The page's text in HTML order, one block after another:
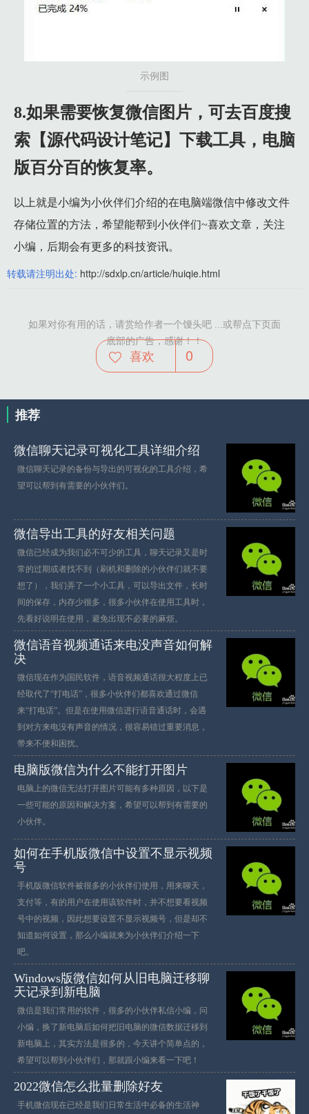
示例图
8.如果需要恢复微信图片，可去百度搜
索【源代码设计笔记】下载工具，电脑
版百分百的恢复率。
以上就是小编为小伙伴们介绍的在电脑端微信中修改文件
存储位置的方法，希望能帮到小伙伴们~喜欢文章，关注
小编，后期会有更多的科技资讯。
转载请注明出处: http://sdxlp.cn/article/huiqie.html
如果对你有用的话，请赏给作者一个馒头吧 ...或帮点下页面
底部的广告，感谢！！
喜欢 0
推荐
微信聊天记录可视化工具详细介绍
微信聊天记录的备份与导出的可视化的工具介绍，希
望可以帮到有需要的小伙伴们。
微信导出工具的好友相关问题
微信已经成为我们必不可少的工具，聊天记录又是时
常的过期或者找不到（刷机和删除的小伙伴们就不要
想了），我们弄了一个小工具，可以导出文件，长时
间的保存，内存少很多，很多小伙伴在使用工具时，
先看好说明在使用，避免出现不必要的麻烦。
微信语音视频通话来电没声音如何解
决
微信现在作为国民软件，语音视频通话很大程度上已
经取代了“打电话”，很多小伙伴们都喜欢通过微信
来“打电话”。但是在使用微信进行语音通话时，会遇
到对方来电没有声音的情况，很容易错过重要消息，
带来不便和困扰。
电脑版微信为什么不能打开图片
电脑上的微信无法打开图片可能有多种原因，以下是
一些可能的原因和解决方案，希望可以帮到有需要的
小伙伴。
如何在手机版微信中设置不显示视频
号
手机版微信软件被很多的小伙伴们使用，用来聊天，
支付等，有的用户在使用该软件时，并不想要看视频
号中的视频，因此想要设置不显示视频号，但是却不
知道如何设置，那么小编就来为小伙伴们介绍一下
吧。
Windows版微信如何从旧电脑迁移聊
天记录到新电脑
微信是我们常用的软件，很多的小伙伴私信小编，问
小编，换了新电脑后如何把旧电脑的微信数据迁移到
新电脑上，其实方法是很多的，今天讲个简单点的，
希望可以帮到小伙伴们，那就跟小编来看一下吧！
2022微信怎么批量删除好友
手机微信现在已经是我们日常生活中必备的生活神